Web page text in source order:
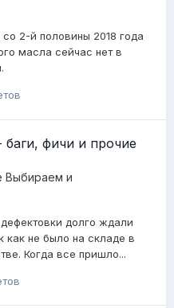
2-й половины 2018 года
масла сейчас нет в
фичи и прочие
Выбираем и
долго ждали
как не было на складе в
Когда все пришло...